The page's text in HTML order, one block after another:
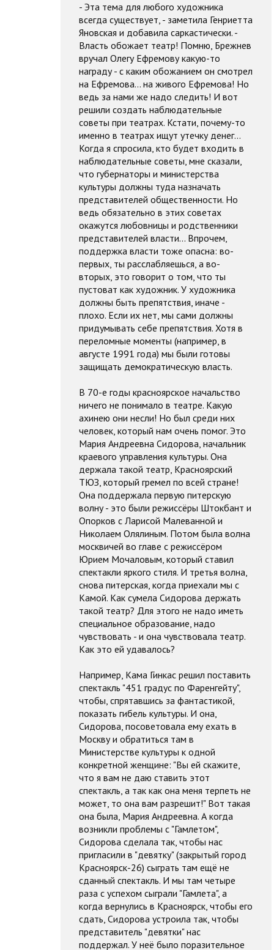
- Эта тема для любого художника
всегда существует, - заметила Генриетта
Яновская и добавила саркастически. -
Власть обожает театр! Помню, Брежнев
вручал Олегу Ефремову какую-то
награду - с каким обожанием он смотрел
на Ефремова... на живого Ефремова! Но
ведь за нами же надо следить! И вот
решили создать наблюдательные
советы при театрах. Кстати, почему-то
именно в театрах ищут утечку денег...
Когда я спросила, кто будет входить в
наблюдательные советы, мне сказали,
что губернаторы и министерства
культуры должны туда назначать
представителей общественности. Но
ведь обязательно в этих советах
окажутся любовницы и родственники
представителей власти... Впрочем,
поддержка власти тоже опасна: во-
первых, ты расслабляешься, а во-
вторых, это говорит о том, что ты
пустоват как художник. У художника
должны быть препятствия, иначе -
плохо. Если их нет, мы сами должны
придумывать себе препятствия. Хотя в
переломные моменты (например, в
августе 1991 года) мы были готовы
защищать демократическую власть.
В 70-е годы красноярское начальство
ничего не понимало в театре. Какую
ахинею они несли! Но был среди них
человек, который нам очень помог. Это
Мария Андреевна Сидорова, начальник
краевого управления культуры. Она
держала такой театр, Красноярский
ТЮЗ, который гремел по всей стране!
Она поддержала первую питерскую
волну - это были режиссёры Штокбант и
Опорков с Ларисой Малеванной и
Николаем Олялиным. Потом была волна
москвичей во главе с режиссёром
Юрием Мочаловым, который ставил
спектакли яркого стиля. И третья волна,
снова питерская, когда приехали мы с
Камой. Как сумела Сидорова держать
такой театр? Для этого не надо иметь
специальное образование, надо
чувствовать - и она чувствовала театр.
Как это ей удавалось?
Например, Кама Гинкас решил поставить
спектакль "451 градус по Фаренгейту",
чтобы, спрятавшись за фантастикой,
показать гибель культуры. И она,
Сидорова, посоветовала ему ехать в
Москву и обратиться там в
Министерстве культуры к одной
конкретной женщине: "Вы ей скажите,
что я вам не даю ставить этот
спектакль, а так как она меня терпеть не
может, то она вам разрешит!" Вот такая
она была, Мария Андреевна. А когда
возникли проблемы с "Гамлетом",
Сидорова сделала так, чтобы нас
пригласили в "девятку" (закрытый город
Красноярск-26) сыграть там ещё не
сданный спектакль. И мы там четыре
раза с успехом сыграли "Гамлета", а
когда вернулись в Красноярск, чтобы его
сдать, Сидорова устроила так, чтобы
представитель "девятки" нас
поддержал. У неё было поразительное